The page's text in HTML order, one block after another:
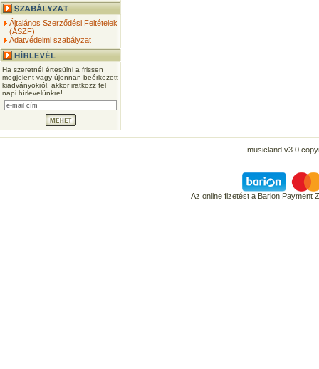
Általános Szerződési Feltételek
(ÁSZF)
Adatvédelmi szabályzat
Ha szeretnél értesülni a frissen
megjelent vagy újonnan beérkezett
kiadványokról, akkor iratkozz fel
napi hírlevelünkre!
musicland v3.0
Az online fizetést a Barion Payment